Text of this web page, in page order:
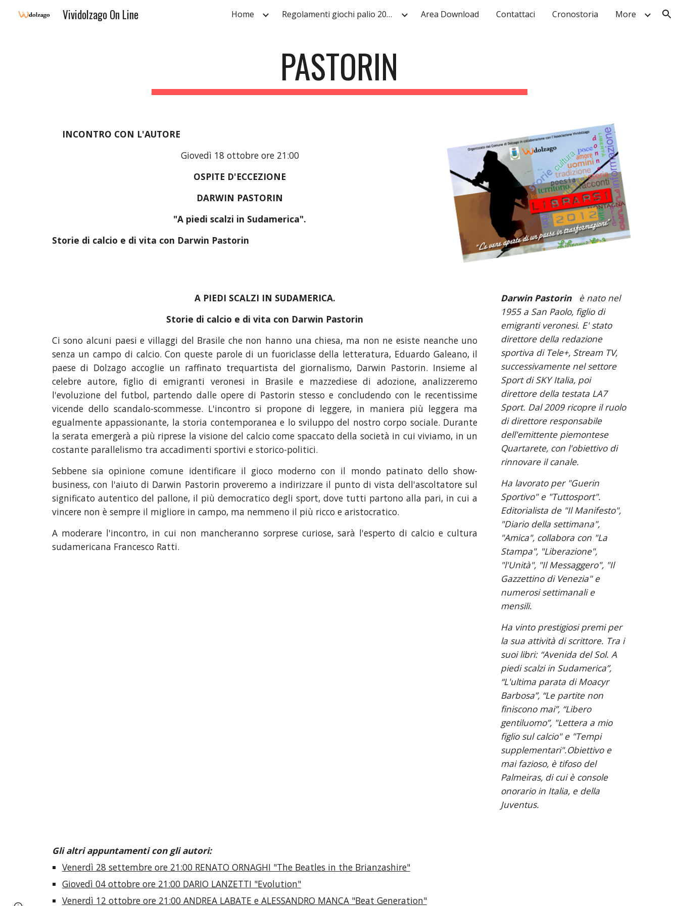
Skip to main content Skip to navigation
Vividolzago On Line Home Regolamenti giochi palio 2024 Area Download Contattaci Cronostoria More
PASTORIN
    INCONTRO CON L'AUTORE
Giovedì 18 ottobre ore 21:00
OSPITE D'ECCEZIONE
DARWIN PASTORIN
"A piedi scalzi in Sudamerica".
Storie di calcio e di vita con Darwin Pastorin
A PIEDI SCALZI IN SUDAMERICA.
Storie di calcio e di vita con Darwin Pastorin
Ci sono alcuni paesi e villaggi del Brasile che non hanno una chiesa, ma non ne esiste neanche uno
senza un campo di calcio. Con queste parole di un fuoriclasse della letteratura, Eduardo Galeano, il
paese di Dolzago accoglie un raffinato trequartista del giornalismo, Darwin Pastorin. Insieme al
celebre autore, figlio di emigranti veronesi in Brasile e mazzediese di adozione, analizzeremo
l'evoluzione del futbol, partendo dalle opere di Pastorin stesso e concludendo con le recentissime
vicende dello scandalo-scommesse. L'incontro si propone di leggere, in maniera più leggera ma
egualmente appassionante, la storia contemporanea e lo sviluppo del nostro corpo sociale. Durante
la serata emergerà a più riprese la visione del calcio come spaccato della società in cui viviamo, in un
costante parallelismo tra accadimenti sportivi e storico-politici.
Sebbene sia opinione comune identificare il gioco moderno con il mondo patinato dello show-
business, con l'aiuto di Darwin Pastorin proveremo a indirizzare il punto di vista dell'ascoltatore sul
significato autentico del pallone, il più democratico degli sport, dove tutti partono alla pari, in cui a
vincere non è sempre il migliore in campo, ma nemmeno il più ricco e aristocratico.
A moderare l'incontro, in cui non mancheranno sorprese curiose, sarà l'esperto di calcio e cultura
sudamericana Francesco Ratti.
Darwin Pastorin
  è nato nel
1955 a San Paolo, figlio di
emigranti veronesi. E' stato
direttore della redazione
sportiva di Tele+, Stream TV,
successivamente nel settore
Sport di SKY Italia, poi
direttore della testata LA7
Sport. Dal 2009 ricopre il ruolo
di direttore responsabile
dell'emittente piemontese
Quartarete, con l'obiettivo di
rinnovare il canale.
Ha lavorato per "Guerin
Sportivo" e "Tuttosport".
Editorialista de "Il Manifesto",
"Diario della settimana",
"Amica", collabora con "La
Stampa", "Liberazione",
"l'Unità", "Il Messaggero", "Il
Gazzettino di Venezia" e
numerosi settimanali e
mensili.
Ha vinto prestigiosi premi per
la sua attività di scrittore. Tra i
suoi libri: “Avenida del Sol. A
piedi scalzi in Sudamerica”,
“L'ultima parata di Moacyr
Barbosa”, “Le partite non
finiscono mai”, “Libero
gentiluomo”, "Lettera a mio
figlio sul calcio" e "Tempi
supplementari".Obiettivo e
mai fazioso, è tifoso del
Palmeiras, di cui è console
onorario in Italia, e della
Juventus.
Gli altri appuntamenti con gli autori:
Venerdì 28 settembre ore 21:00 RENATO ORNAGHI "The Beatles in the Brianzashire"
Giovedì 04 ottobre ore 21:00 DARIO LANZETTI "Evolution"
Venerdì 12 ottobre ore 21:00 ANDREA LABATE e ALESSANDRO MANCA "Beat Generation"